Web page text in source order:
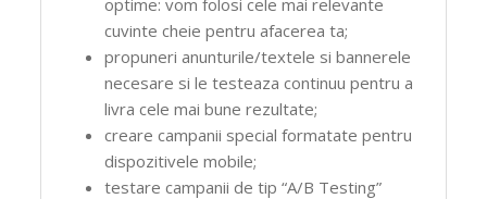
cuvinte cheie pentru afacerea ta;
propuneri anunturile/textele si bannerele
necesare si le testeaza continuu pentru a
livra cele mai bune rezultate;
creare campanii special formatate pentru
dispozitivele mobile;
testare campanii de tip “A/B Testing”